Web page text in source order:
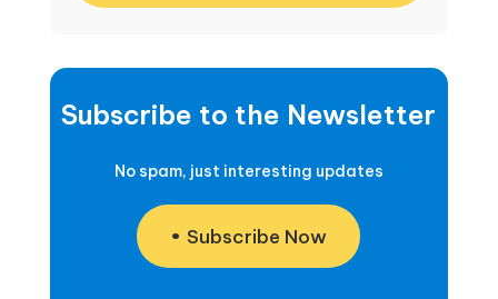
Subscribe to the Newsletter
No spam, just interesting updates
Subscribe Now